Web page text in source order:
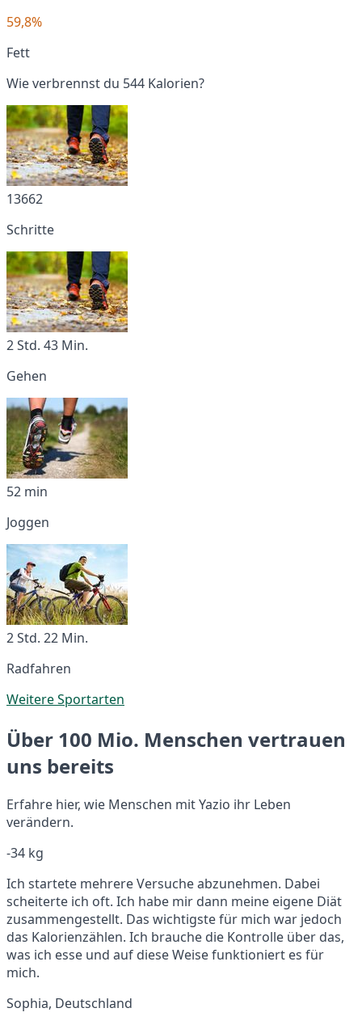
59,8%
Fett
Wie verbrennst du 544 Kalorien?
13662
Schritte
2 Std. 43 Min.
Gehen
52 min
Joggen
2 Std. 22 Min.
Radfahren
Weitere Sportarten
Über 100 Mio. Menschen vertrauen
uns bereits
Erfahre hier, wie Menschen mit Yazio ihr Leben
verändern.
-34 kg
Ich startete mehrere Versuche abzunehmen. Dabei
scheiterte ich oft. Ich habe mir dann meine eigene Diät
zusammengestellt. Das wichtigste für mich war jedoch
das Kalorienzählen. Ich brauche die Kontrolle über das,
was ich esse und auf diese Weise funktioniert es für
mich.
Sophia, Deutschland